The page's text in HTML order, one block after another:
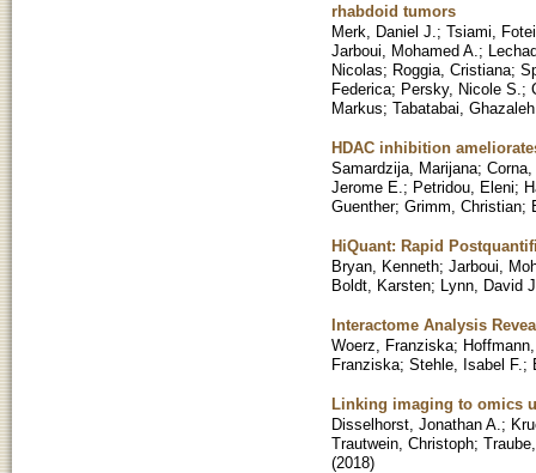
rhabdoid tumors
Merk, Daniel J. ; Tsiami,
Jarboui, Mohamed A. ;
Nicolas; Roggia, Cristiana;
Federica; Persky, Nicole S. ;
Markus; Tabatabai, Ghazaleh
HDAC inhibition
Samardzija, Marijana; Corna,
Jerome E. ; Petridou, Eleni;
Guenther; Grimm, Christian;
HiQuant: Rapid
Bryan, Kenneth; Jarboui,
Boldt, Karsten; Lynn, David
Interactome Analysis
Woerz, Franziska;
Franziska; Stehle, Isabel F. ;
Linking imaging to omics
Disselhorst, Jonathan A. ;
Trautwein, Christoph;
(2018)